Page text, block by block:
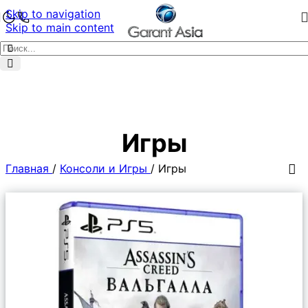
Skip to navigation
Skip to main content
Игры
Главная / Консоли и Игры / Игры